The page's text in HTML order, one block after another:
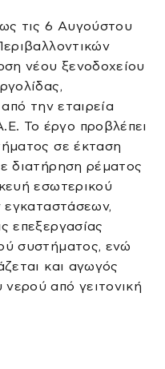
τις 6 Αυγούστου
νέου ξενοδοχείου
την εταιρεία
Το έργο προβλέπει
σε έκταση
διατήρηση ρέματος
εσωτερικού
εγκαταστάσεων,
επεξεργασίας
συστήματος, ενώ
και αγωγός
από γειτονική